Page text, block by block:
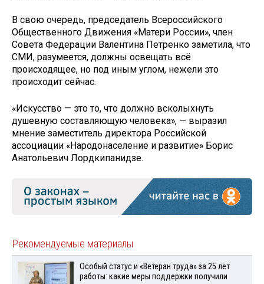
В свою очередь, председатель Всероссийского
Общественного Движения «Матери России», член
Совета Федерации Валентина Петренко заметила, что
СМИ, разумеется, должны освещать всё
происходящее, но под иным углом, нежели это
происходит сейчас.
«Искусство — это то, что должно всколыхнуть
душевную составляющую человека», — выразил
мнение заместитель директора Российской
ассоциации «Народонаселение и развитие» Борис
Анатольевич Лордкипанидзе.
Рекомендуемые материалы
Особый статус и «Ветеран труда» за 25 лет
работы: какие меры поддержки получили